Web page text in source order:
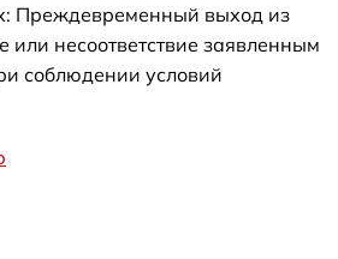
Преждевременный выход из
или несоответствие заявленным
соблюдении условий